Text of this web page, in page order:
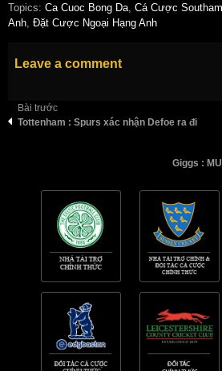
Topics: Ca Cuoc Bong Da Cá Cược
Anh Đặt Cược Ngoại Hạng Anh
Leave a comment
Bài trước
Tottenham : Spurs xác nhận Defoe ra đi
Giggs :